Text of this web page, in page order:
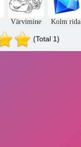
Drag Race 3D
Värvimine Kolm rida
(Total 1)